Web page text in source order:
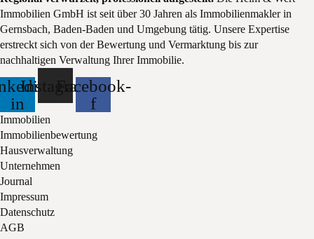
Immobilien GmbH ist seit über 30 Jahren als Immobilienmakler in
Gernsbach, Baden-Baden und Umgebung tätig. Unsere Expertise
erstreckt sich von der Bewertung und Vermarktung bis zur
nachhaltigen Verwaltung Ihrer Immobilie.
in
InstagramFacebook-
f
Immobilien
Immobilienbewertung
Hausverwaltung
Unternehmen
Journal
Impressum
Datenschutz
AGB